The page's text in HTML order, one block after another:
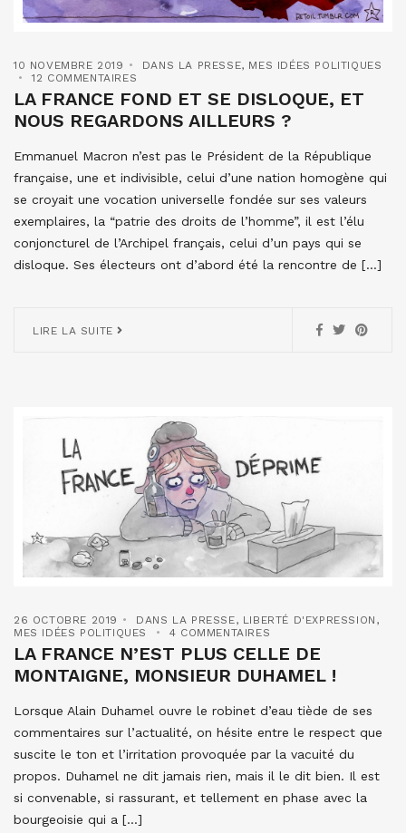
10 NOVEMBRE 2019 DANS LA PRESSE, MES IDÉES POLITIQUES
12 COMMENTAIRES
LA FRANCE FOND ET SE DISLOQUE, ET
NOUS REGARDONS AILLEURS ?
Emmanuel Macron n’est pas le Président de la République
française, une et indivisible, celui d’une nation homogène qui
se croyait une vocation universelle fondée sur ses valeurs
exemplaires, la “patrie des droits de l’homme”, il est l’élu
conjoncturel de l’Archipel français, celui d’un pays qui se
disloque. Ses électeurs ont d’abord été la rencontre de […]
LIRE LA SUITE
26 OCTOBRE 2019 DANS LA PRESSE, LIBERTÉ D'EXPRESSION ,
MES IDÉES POLITIQUES
4 COMMENTAIRES
LA FRANCE N’EST PLUS CELLE DE
MONTAIGNE, MONSIEUR DUHAMEL !
Lorsque Alain Duhamel ouvre le robinet d’eau tiède de ses
commentaires sur l’actualité, on hésite entre le respect que
suscite le ton et l’irritation provoquée par la vacuité du
propos. Duhamel ne dit jamais rien, mais il le dit bien. Il est
si convenable, si rassurant, et tellement en phase avec la
bourgeoisie qui a […]